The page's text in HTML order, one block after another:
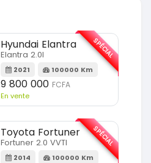
Hyundai Elantra
Elantra 2.0l
2021 100000 Km
9 800 000 FCFA
En vente
SPÉCIAL
Toyota Fortuner
Fortuner 2.0 VVTI
2014 100000 Km
SPÉCIAL